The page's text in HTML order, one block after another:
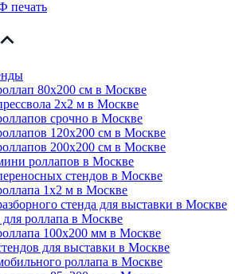
печать
80х200 см в Москве
2x2 м в Москве
срочно в Москве
120х200 см в Москве
200х200 см в Москве
роллапов в Москве
стендов в Москве
1x2 м в Москве
стенда для выставки в Москве
для роллапа в Москве
100х200 мм в Москве
для выставки в Москве
роллапа в Москве